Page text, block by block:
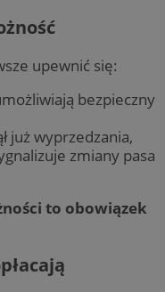
upewnić się:
bezpieczny
już wyprzedzania,
zmiany pasa
to obowiązek